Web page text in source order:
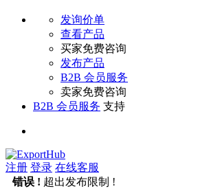
发询价单
查看产品
买家免费咨询
发布产品
B2B 会员服务
卖家免费咨询
B2B 会员服务 支持
注册 登录 在线客服
错误 ! 超出发布限制 !